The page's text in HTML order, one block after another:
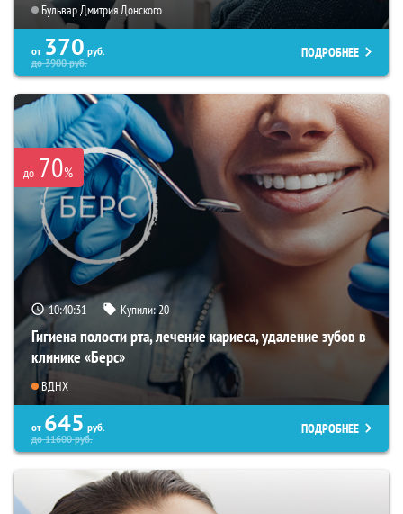
Бульвар Дмитрия Донского
от 370 руб.
до3900руб.
ПОДРОБНЕЕ
до 70%
10:40:30 Купили:20
Гигиена полости рта, лечение кариеса, удаление зубов в
клинике «Берс»
ВДНХ
от 645 руб.
до11600руб.
ПОДРОБНЕЕ